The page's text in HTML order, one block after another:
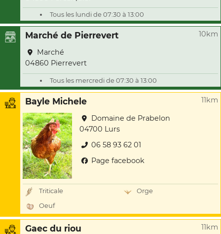
Tous les lundi de 07:30 à 13:00
Marché de Pierrevert 10km
Marché
04860 Pierrevert
Tous les mercredi de 07:30 à 13:00
Bayle Michele 11km
Domaine de Prabelon
04700 Lurs
06 58 93 62 01
Page facebook
Triticale
Orge
Oeuf
Gaec du riou 11km